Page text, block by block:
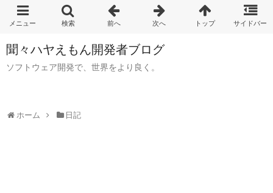
聞々ハヤえもん開発者ブログ
ソフトウェア開発で、世界をより良く。
ホーム 日記